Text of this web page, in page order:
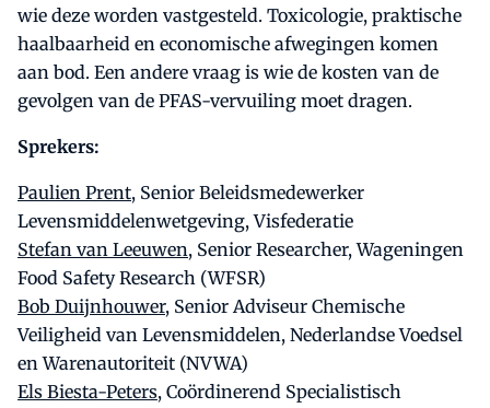
wie deze worden vastgesteld. Toxicologie, praktische
haalbaarheid en economische afwegingen komen
aan bod. Een andere vraag is wie de kosten van de
gevolgen van de PFAS-vervuiling moet dragen.
Sprekers:
Paulien Prent, Senior Beleidsmedewerker
Levensmiddelenwetgeving, Visfederatie
Stefan van Leeuwen, Senior Researcher, Wageningen
Food Safety Research (WFSR)
Bob Duijnhouwer, Senior Adviseur Chemische
Veiligheid van Levensmiddelen, Nederlandse Voedsel
en Warenautoriteit (NVWA)
Els Biesta-Peters, Coördinerend Specialistisch